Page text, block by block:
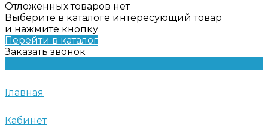
Отложенных товаров нет
Выберите в каталоге интересующий товар
и нажмите кнопку
Перейти в каталог
Заказать звонок
Главная
Кабинет